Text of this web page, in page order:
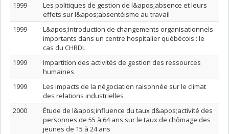
1999
Les politiques de gestion de l&apos;absence et leurs
effets sur l&apos;absentéisme au travail
1999
L&apos;introduction de changements organisationnels
importants dans un centre hospitalier québécois : le
cas du CHRDL
1999
Impartition des activités de gestion des ressources
humaines
1999
Les impacts de la négociation raisonnée sur le climat
des relations industrielles
2000
Étude de l&apos;influence du taux d&apos;activité des
personnes de 55 à 64 ans sur le taux de chômage des
jeunes de 15 à 24 ans